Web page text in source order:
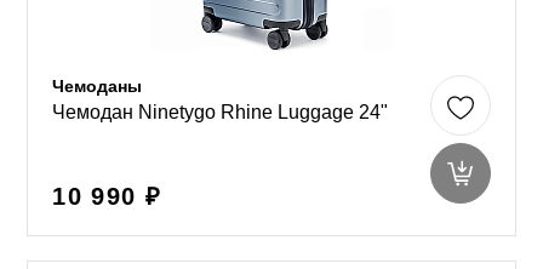
Чемоданы
Чемодан Ninetygo Rhine Luggage 24"
10 990 ₽